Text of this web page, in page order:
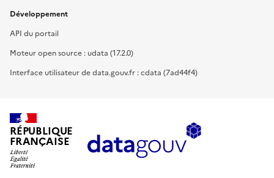
Développement
API du portail
Moteur open source : udata (17.2.0)
Interface utilisateur de data.gouv.fr : cdata (7ad44f4)
RÉPUBLIQUE
FRANÇAISE